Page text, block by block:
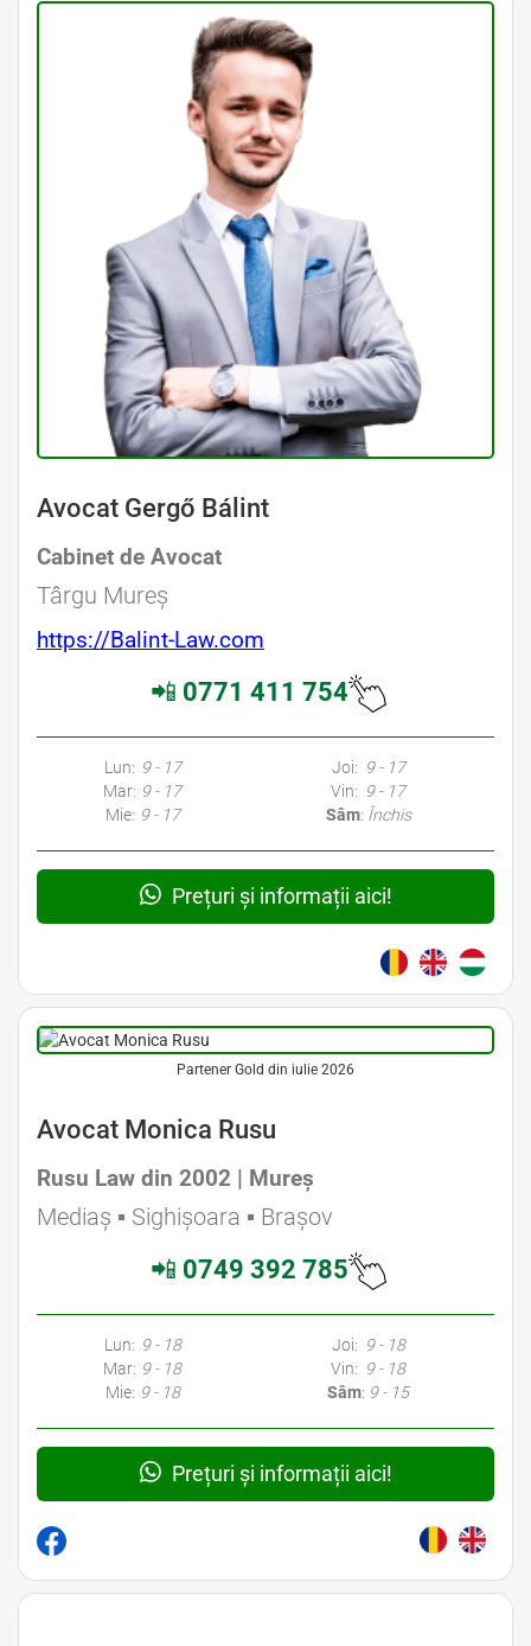
Avocat Gergő Bálint
Cabinet de Avocat
Târgu Mureș
https://Balint-Law.com
📲 0771 411 754
Lun: 9 - 17
Mar: 9 - 17
Mie: 9 - 17
Joi: 9 - 17
Vin: 9 - 17
Sâm: Închis
Prețuri și informații aici!
Partener Gold din iulie 2026
Avocat Monica Rusu
Rusu Law din 2002 | Mureș
Mediaș ▪ Sighișoara ▪ Brașov
📲 0749 392 785
Lun: 9 - 18
Mar: 9 - 18
Mie: 9 - 18
Joi: 9 - 18
Vin: 9 - 18
Sâm: 9 - 15
Prețuri și informații aici!